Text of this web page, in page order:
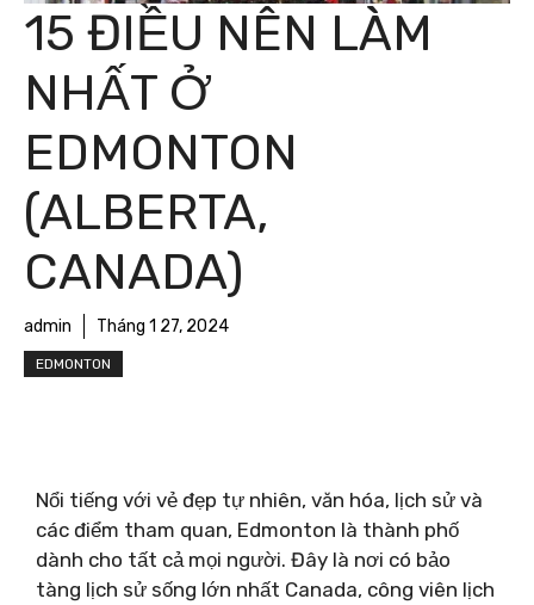
15 ĐIỀU NÊN LÀM
NHẤT Ở
EDMONTON
(ALBERTA,
CANADA)
admin Tháng 1 27, 2024
EDMONTON
Nổi tiếng với vẻ đẹp tự nhiên, văn hóa, lịch sử và
các điểm tham quan, Edmonton là thành phố
dành cho tất cả mọi người. Đây là nơi có bảo
tàng lịch sử sống lớn nhất Canada, công viên lịch